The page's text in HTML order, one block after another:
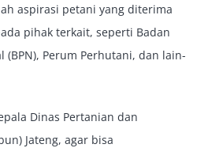
aspirasi petani yang diterima
pihak terkait, seperti Badan
(BPN), Perum Perhutani, dan lain-
Dinas Pertanian dan
Jateng, agar bisa